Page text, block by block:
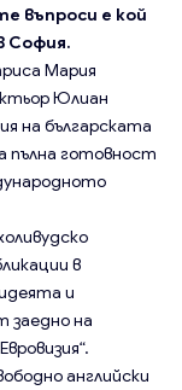
въпроси е кой
София.
Мария
Юлиан
на българската
пълна готовност
в
и
заедно на
английски